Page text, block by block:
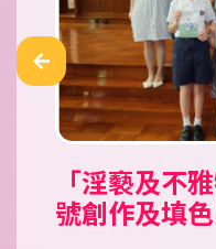
「淫褻及不
號創作及填
公民田徑錦
Tell A Tale
Storytelling
「童心共讀
人文科閱讀
2026新星啟
霓裳裏的中
香工思高盃
嘉栢理念小
二零二六年
展）賽馬會
香港青少年
2026新星新
南區小學生
第十五屆（
之星」才華
《我要讚佢
獎勵計劃」
聖公會小學
匹克比賽
沙田武術錦
沙田武術錦
聖公會小學
匹克比賽
愛國共融•
民教育填色
第十二屆全